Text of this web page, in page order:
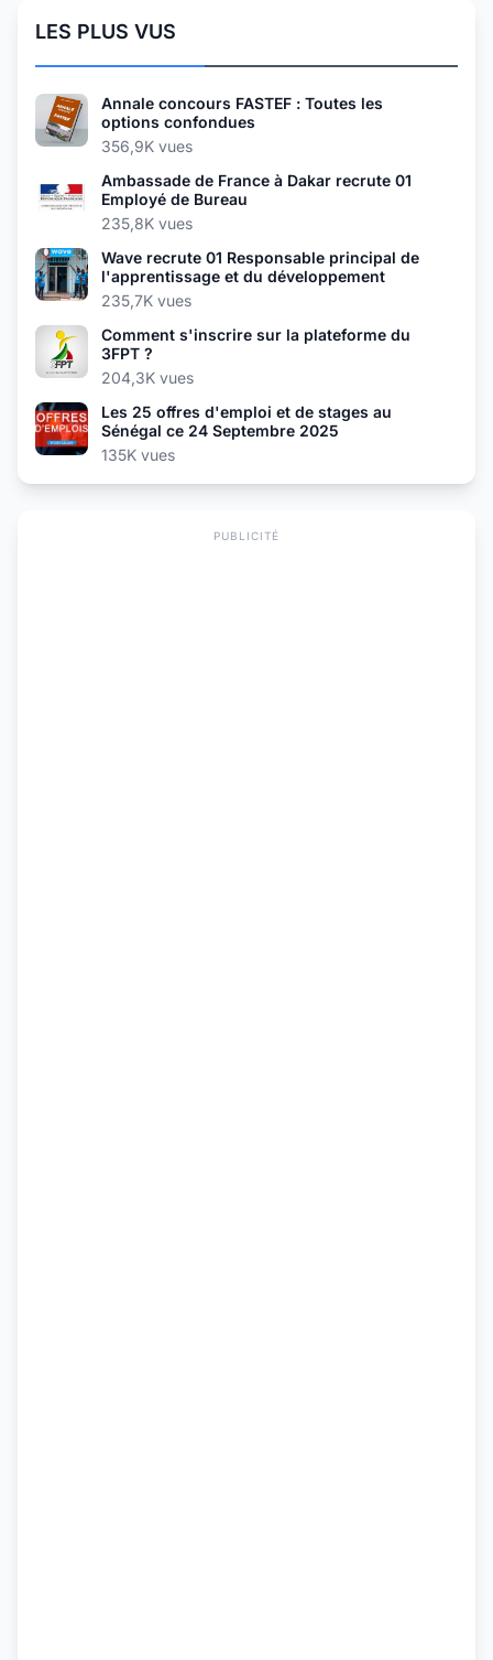
LES PLUS VUS
Annale concours FASTEF : Toutes les
options confondues
356,9K vues
Ambassade de France à Dakar recrute 01
Employé de Bureau
235,8K vues
Wave recrute 01 Responsable principal de
l'apprentissage et du développement
235,7K vues
Comment s'inscrire sur la plateforme du
3FPT ?
204,3K vues
Les 25 offres d'emploi et de stages au
Sénégal ce 24 Septembre 2025
135K vues
PUBLICITÉ